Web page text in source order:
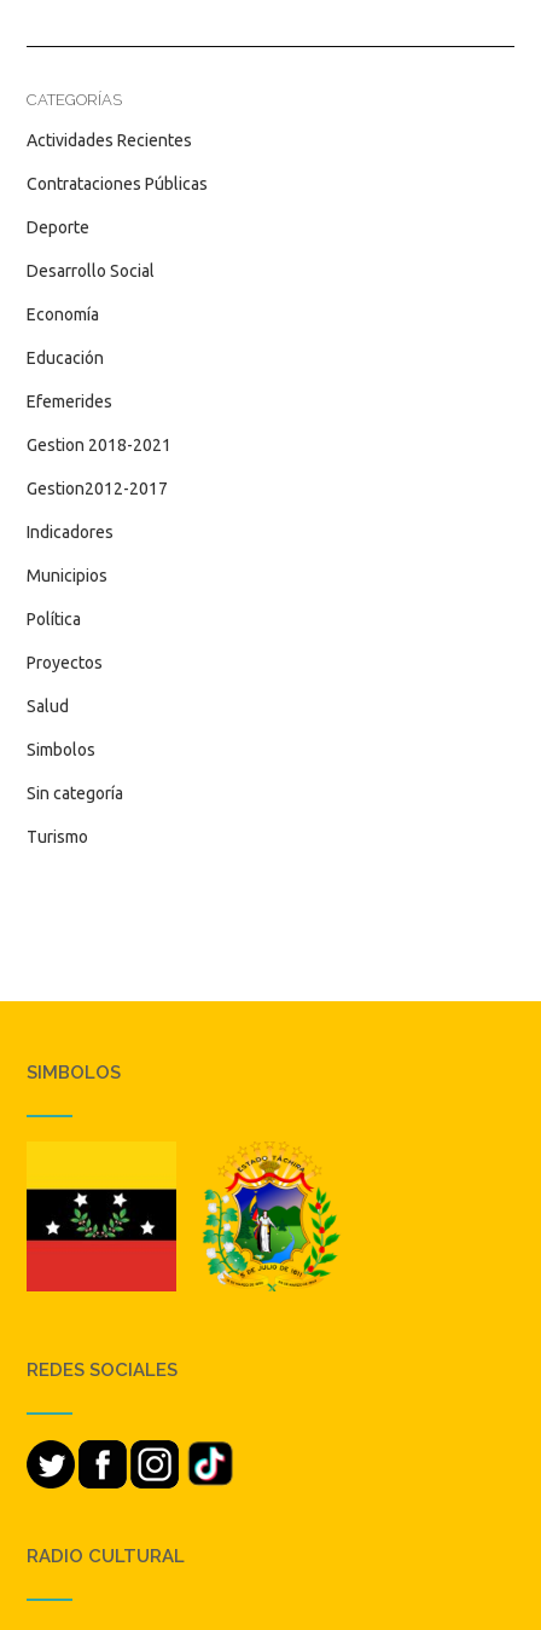
CATEGORÍAS
Actividades Recientes
Contrataciones Públicas
Deporte
Desarrollo Social
Economía
Educación
Efemerides
Gestion 2018-2021
Gestion2012-2017
Indicadores
Municipios
Política
Proyectos
Salud
Simbolos
Sin categoría
Turismo
SIMBOLOS
REDES SOCIALES
RADIO CULTURAL